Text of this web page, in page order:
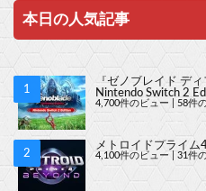
本日の人気記事
『ゼノブレイド デ
Nintendo Switch 2
4,700件のビュー 58件
メトロイドプライ
4,100件のビュー 31件